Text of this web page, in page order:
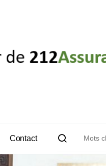
Contact